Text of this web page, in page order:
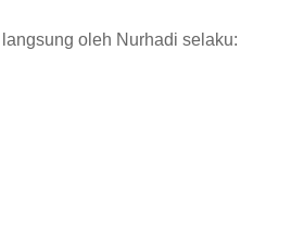
oleh Nurhadi selaku: